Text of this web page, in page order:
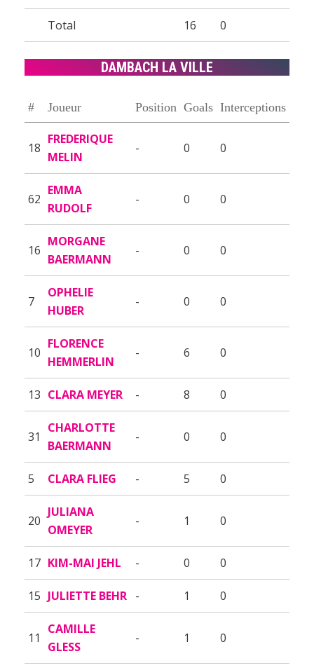
Total 16 0
DAMBACH LA VILLE
# Joueur Position Goals Interceptions
18
FREDERIQUE
MELIN
- 0 0
62
EMMA
RUDOLF
- 0 0
16
MORGANE
BAERMANN
- 0 0
7
OPHELIE
HUBER
- 0 0
10
FLORENCE
HEMMERLIN
- 6 0
13 CLARA MEYER - 8 0
31
CHARLOTTE
BAERMANN
- 0 0
5 CLARA FLIEG - 5 0
20
JULIANA
OMEYER
- 1 0
17 KIM-MAI JEHL - 0 0
15 JULIETTE BEHR - 1 0
11
CAMILLE
GLESS
- 1 0